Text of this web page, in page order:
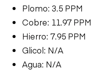
Plomo: 3.5 PPM
Cobre: 11.97 PPM
Hierro: 7.95 PPM
Glicol: N/A
Agua: N/A